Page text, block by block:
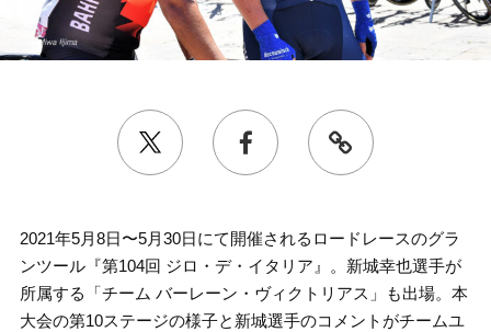
2021年5月8日〜5月30日にて開催されるロードレースのグラ
ンツール『第104回 ジロ・デ・イタリア』。新城幸也選手が
所属する「チーム バーレーン・ヴィクトリアス」も出場。本
大会の第10ステージの様子と新城選手のコメントがチームユ